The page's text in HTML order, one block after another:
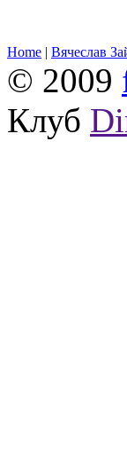
Home | Вячеслав
© 2009
Клуб